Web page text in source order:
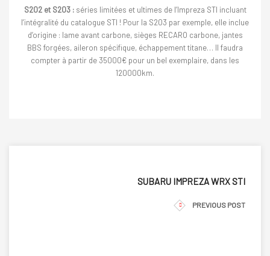
S202 et S203 :séries limitées et ultimes de l’Impreza STI incluant
l’intégralité du catalogue STI ! Pour la S203 par exemple, elle inclue
d’origine : lame avant carbone, sièges RECARO carbone, jantes
BBS forgées, aileron spécifique, échappement titane… Il faudra
compter à partir de 35000€ pour un bel exemplaire, dans les
120000km.
SUBARU IMPREZA WRX STI
PREVIOUS POST